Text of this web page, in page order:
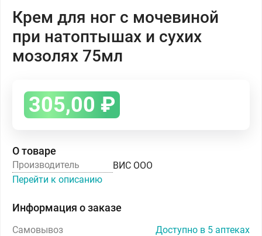
Крем для ног с мочевиной
при натоптышах и сухих
мозолях 75мл
305,00 ₽
О товаре
Производитель
ВИС ООО
Перейти к описанию
Информация о заказе
Самовывоз Доступно в 5 аптеках